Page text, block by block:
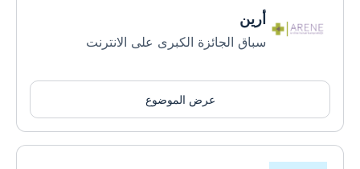
أرين
سباق الجائزة الكبرى على الانترنت
عرض الموضوع